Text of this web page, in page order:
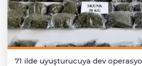
71 ilde uyuşturucuya dev